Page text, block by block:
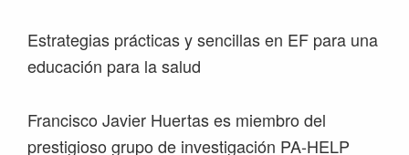
Estrategias prácticas y sencillas en EF para una
educación para la salud
Francisco Javier Huertas es miembro del
prestigioso grupo de investigación PA-HELP